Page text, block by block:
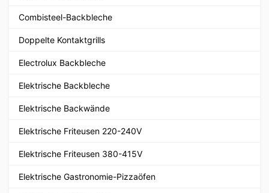
Combisteel-Backbleche
Doppelte Kontaktgrills
Electrolux Backbleche
Elektrische Backbleche
Elektrische Backwände
Elektrische Friteusen 220-240V
Elektrische Friteusen 380-415V
Elektrische Gastronomie-Pizzaöfen